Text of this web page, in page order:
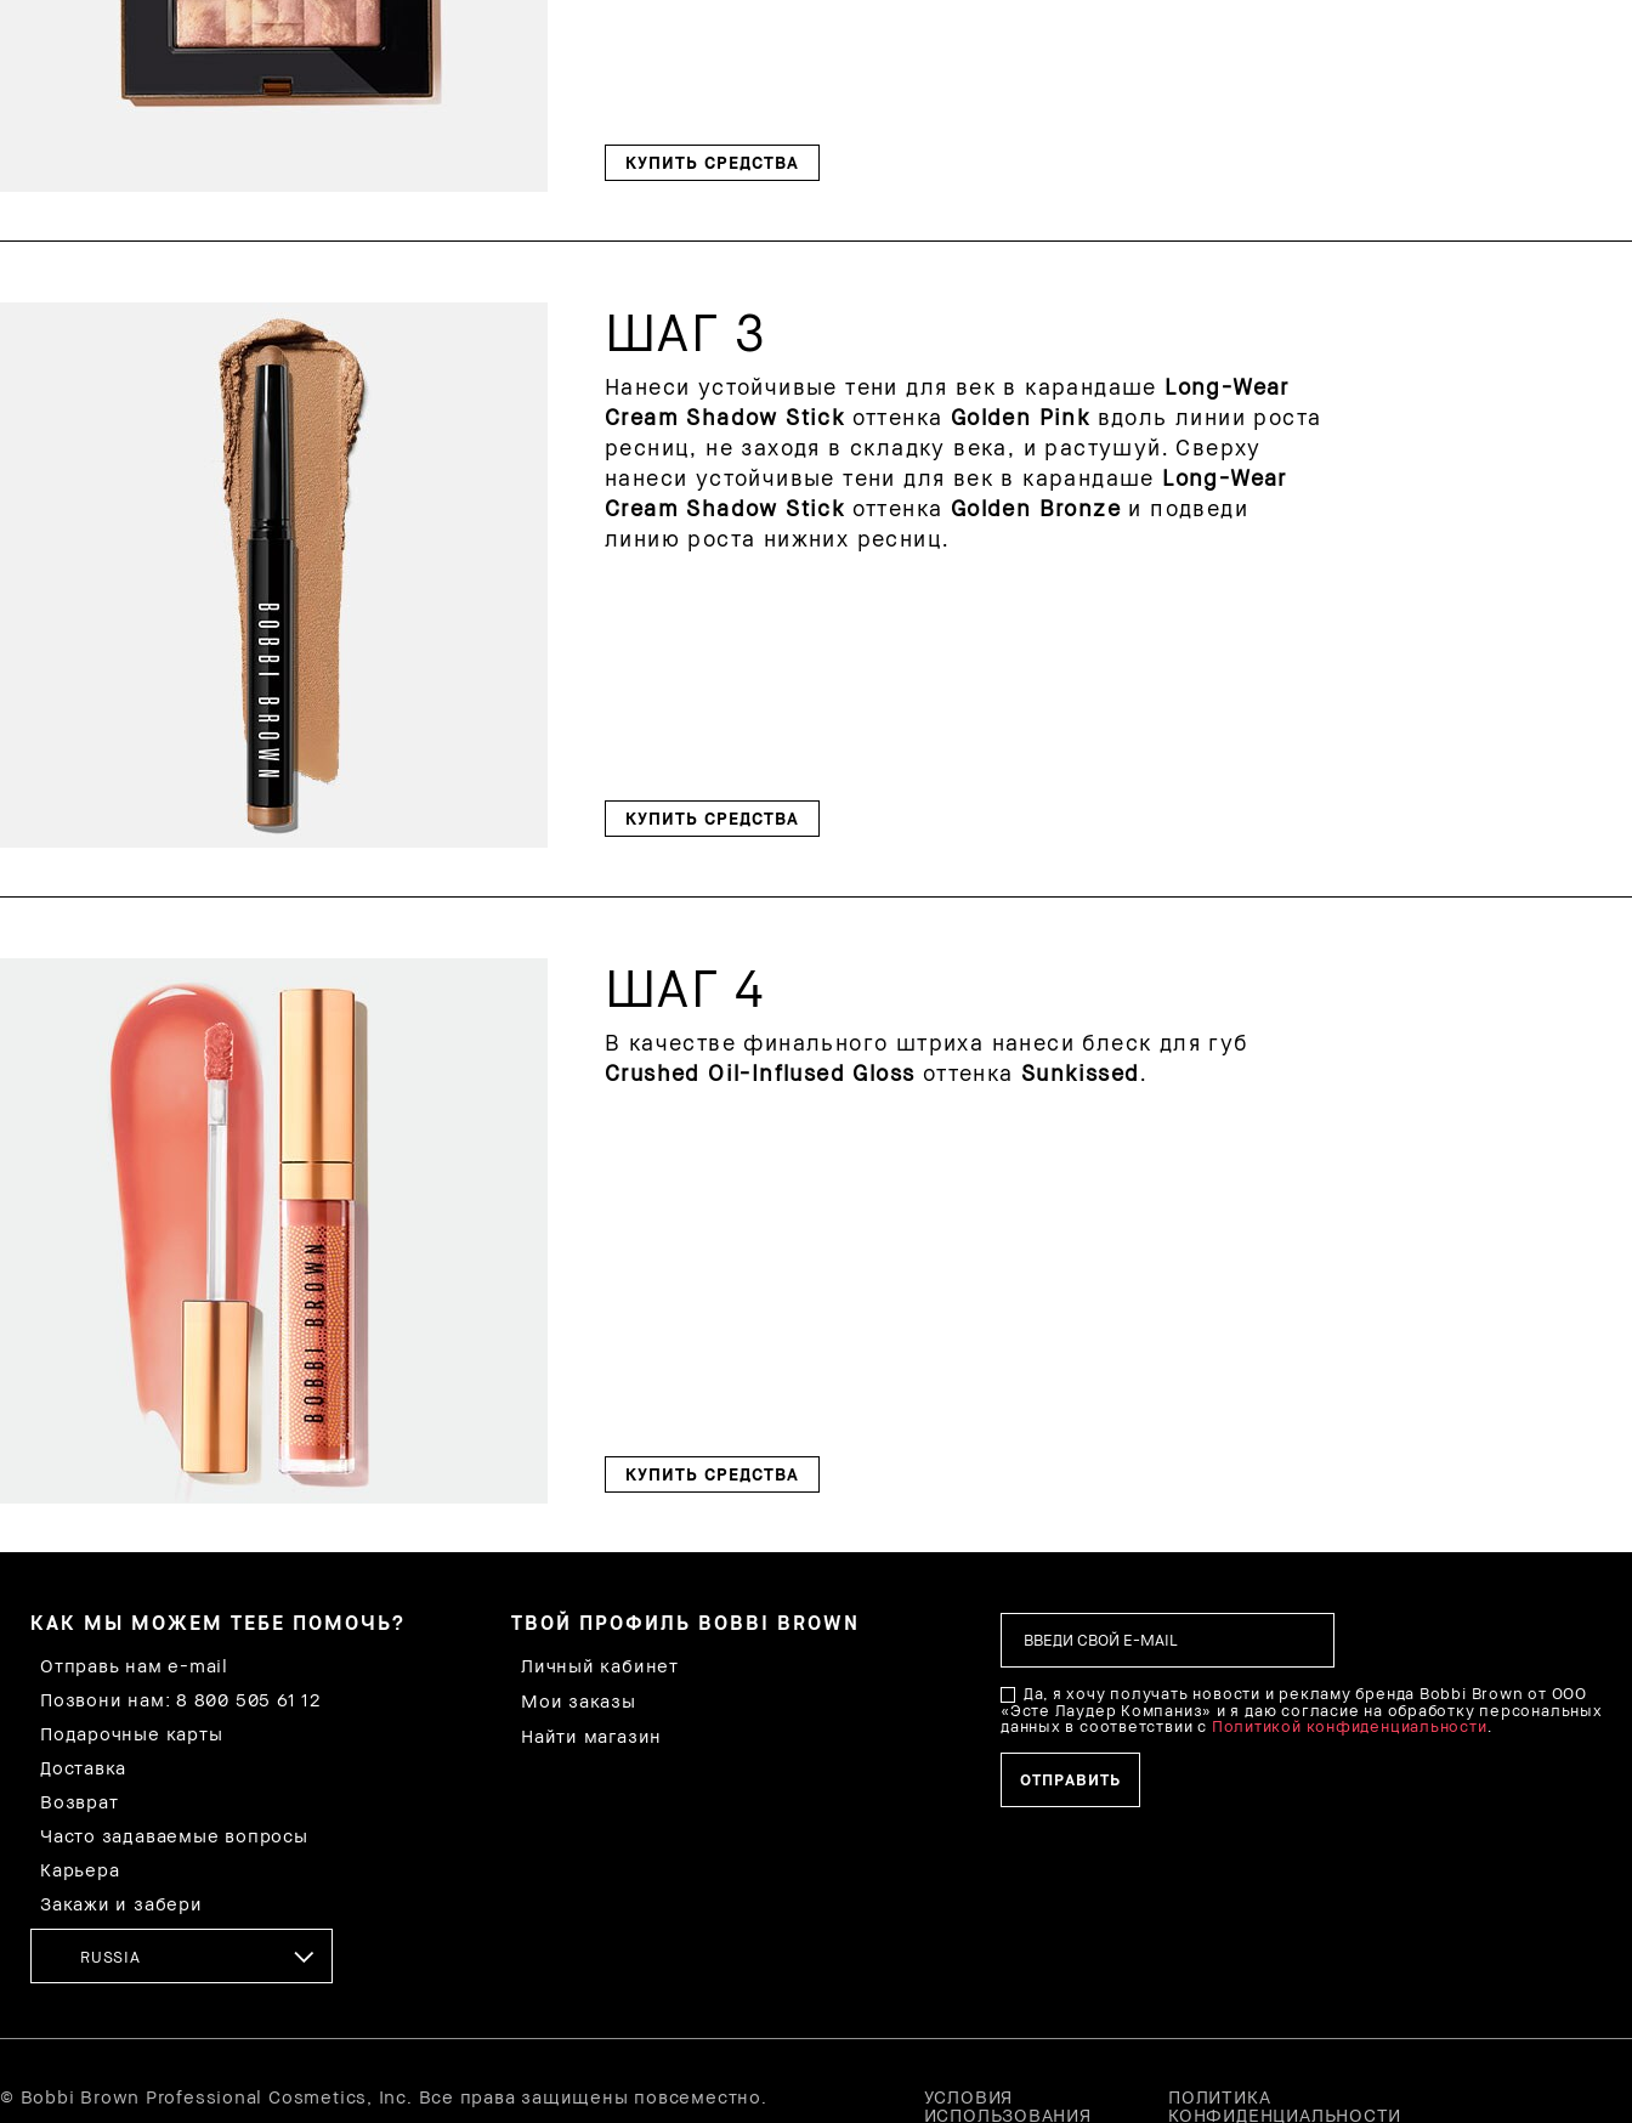
КУПИТЬ СРЕДСТВА
ШАГ 3
Нанеси устойчивые тени для век в карандаше Long-Wear
Cream Shadow Stick оттенка Golden Pink вдоль линии роста
ресниц, не заходя в складку века, и растушуй. Сверху
нанеси устойчивые тени для век в карандаше Long-Wear
Cream Shadow Stick оттенка Golden Bronze и подведи
линию роста нижних ресниц.
КУПИТЬ СРЕДСТВА
ШАГ 4
В качестве финального штриха нанеси блеск для губ
Crushed Oil-Inflused Gloss оттенка Sunkissed.
КУПИТЬ СРЕДСТВА
КАК МЫ МОЖЕМ ТЕБЕ ПОМОЧЬ?
Отправь нам e-mail
Позвони нам: 8 800 505 61 12
Подарочные карты
Доставка
Возврат
Часто задаваемые вопросы
Карьера
Закажи и забери
RUSSIA
ТВОЙ ПРОФИЛЬ BOBBI BROWN
Личный кабинет
Мои заказы
Найти магазин
Да, я хочу получать новости и рекламу бренда Bobbi Brown от ООО
«Эсте Лаудер Компаниз» и я даю согласие на обработку персональных
данных в соответствии с Политикой конфиденциальности
© Bobbi Brown Professional Cosmetics, Inc. Все права защищены повсеместно.
УСЛОВИЯ
ИСПОЛЬЗОВАНИЯ
ПОЛИТИКА
КОНФИДЕНЦИАЛЬНОСТИ